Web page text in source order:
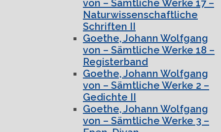
von – Sämtliche Werke 17 –
Naturwissenschaftliche
Schriften II
Goethe, Johann Wolfgang
von – Sämtliche Werke 18 –
Registerband
Goethe, Johann Wolfgang
von – Sämtliche Werke 2 –
Gedichte II
Goethe, Johann Wolfgang
von – Sämtliche Werke 3 –